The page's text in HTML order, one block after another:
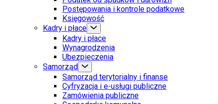
Postępowania i kontrole podatkowe
Księgowość
Kadry i płace
Kadry i płace
Wynagrodzenia
Ubezpieczenia
Samorząd
Samorząd terytorialny i finanse
Cyfryzacja i e-usługi publiczne
Zamówienia publiczne